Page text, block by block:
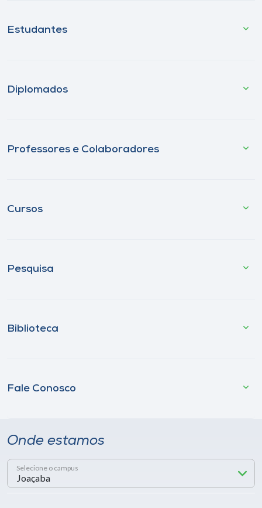
Estudantes
Diplomados
Professores e Colaboradores
Cursos
Pesquisa
Biblioteca
Fale Conosco
Onde estamos
Selecione o campus